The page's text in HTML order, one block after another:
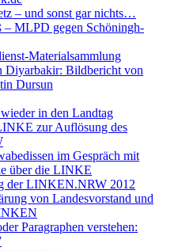
– und sonst gar nichts…
– MLPD gegen Schöningh-
Materialsammlung
Diyarbakir: Bildbericht von
Dursun
in den Landtag
zur Auflösung des
im Gespräch mit
über die LINKE
der LINKEN.NRW 2012
von Landesvorstand und
Paragraphen verstehen: